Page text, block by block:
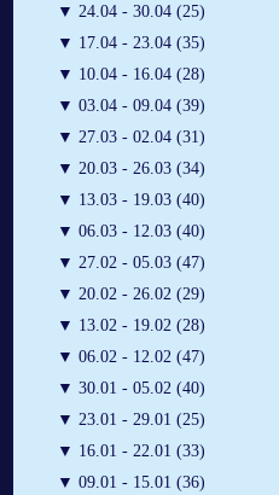
▼ 24.04 - 30.04 (25)
▼ 17.04 - 23.04 (35)
▼ 10.04 - 16.04 (28)
▼ 03.04 - 09.04 (39)
▼ 27.03 - 02.04 (31)
▼ 20.03 - 26.03 (34)
▼ 13.03 - 19.03 (40)
▼ 06.03 - 12.03 (40)
▼ 27.02 - 05.03 (47)
▼ 20.02 - 26.02 (29)
▼ 13.02 - 19.02 (28)
▼ 06.02 - 12.02 (47)
▼ 30.01 - 05.02 (40)
▼ 23.01 - 29.01 (25)
▼ 16.01 - 22.01 (33)
▼ 09.01 - 15.01 (36)